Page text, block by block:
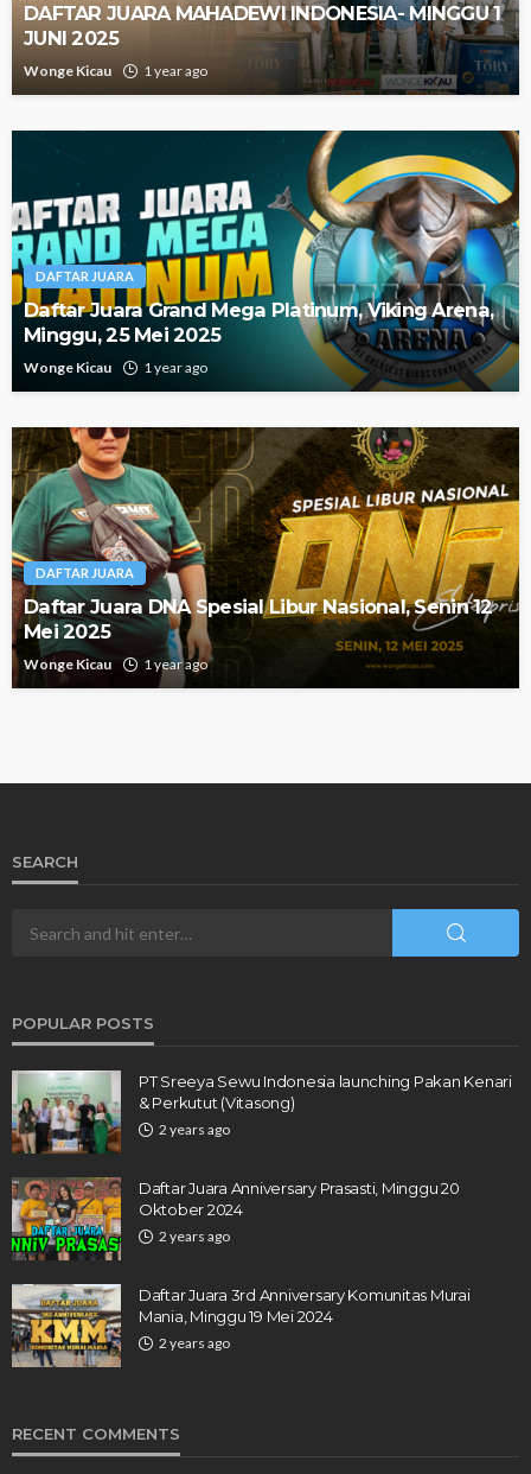
DAFTAR JUARA MAHADEWI INDONESIA- MINGGU 1
JUNI 2025
Wonge Kicau 1 year ago
DAFTAR JUARA
Daftar Juara Grand Mega Platinum, Viking Arena,
Minggu, 25 Mei 2025
Wonge Kicau 1 year ago
DAFTAR JUARA
Daftar Juara DNA Spesial Libur Nasional, Senin 12
Mei 2025
Wonge Kicau 1 year ago
SEARCH
POPULAR POSTS
PT Sreeya Sewu Indonesia launching Pakan Kenari
& Perkutut (Vitasong)
2 years ago
Daftar Juara Anniversary Prasasti, Minggu 20
Oktober 2024
2 years ago
Daftar Juara 3rd Anniversary Komunitas Murai
Mania, Minggu 19 Mei 2024
2 years ago
RECENT COMMENTS